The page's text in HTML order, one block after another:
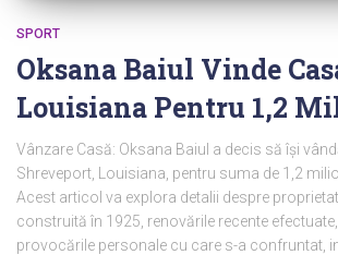
SPORT
Oksana Baiul Vinde
Louisiana Pentru 1,2
Vânzare Casă: Oksana Baiul a decis să își
Shreveport, Louisiana, pentru suma de 1,2
Acest articol va explora detalii despre
construită în 1925, renovările recente
provocările personale cu care s-a confruntat,